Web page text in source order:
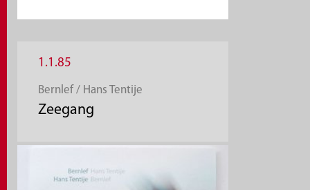
1.1.85
Bernlef / Hans Tentije
Zeegang